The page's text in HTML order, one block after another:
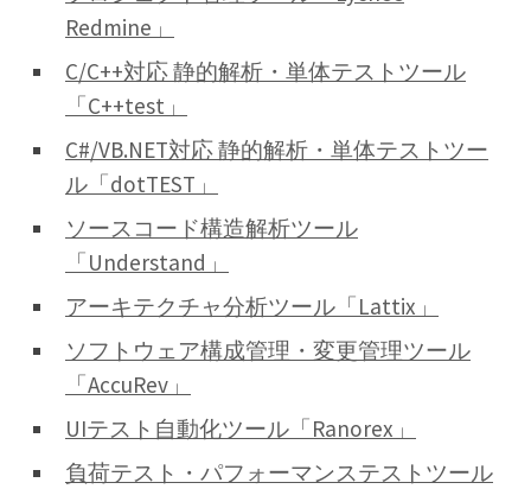
Redmine」
C/C++対応 静的解析・単体テストツール
「C++test」
C#/VB.NET対応 静的解析・単体テストツー
ル「dotTEST」
ソースコード構造解析ツール
「Understand」
アーキテクチャ分析ツール「Lattix」
ソフトウェア構成管理・変更管理ツール
「AccuRev」
UIテスト自動化ツール「Ranorex」
負荷テスト・パフォーマンステストツール